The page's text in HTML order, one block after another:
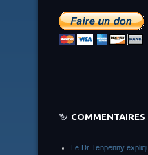
COMMENTAIRES
Le Dr Tenpenny